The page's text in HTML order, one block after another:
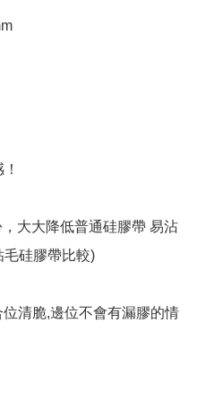
大大降低普通硅膠帶 易沾
毛硅膠帶比較)
清脆,邊位不會有漏膠的情